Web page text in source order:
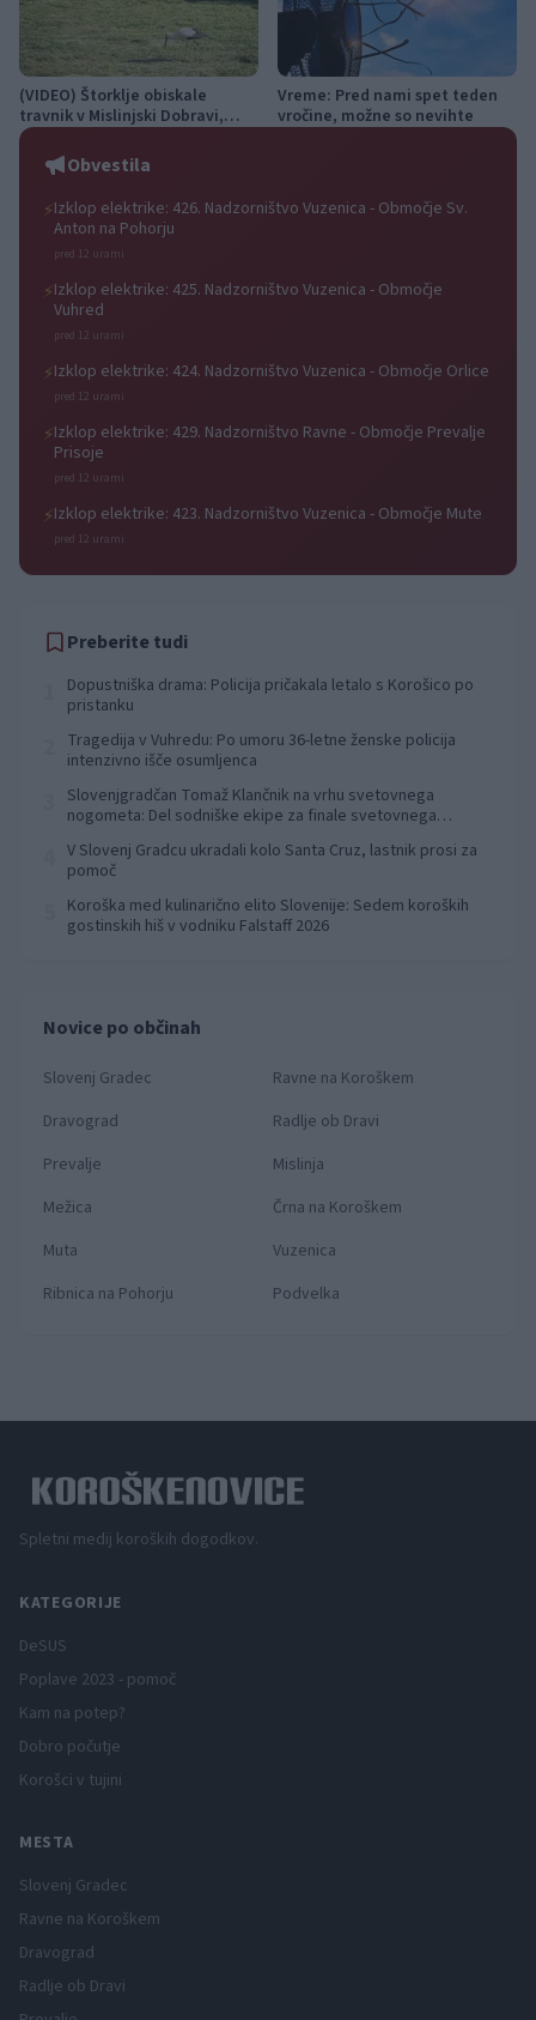
(VIDEO) Štorklje obiskale
travnik v Mislinjski Dobravi,
Slovenija pa beleži rekordno
leto
Vreme: Pred nami spet teden
vročine, možne so nevihte
Obvestila
⚡Izklop elektrike: 426. Nadzorništvo Vuzenica - Območje Sv.
Anton na Pohorju
pred 12 urami
⚡Izklop elektrike: 425. Nadzorništvo Vuzenica - Območje
Vuhred
pred 12 urami
⚡Izklop elektrike: 424. Nadzorništvo Vuzenica - Območje Orlice
pred 12 urami
⚡Izklop elektrike: 429. Nadzorništvo Ravne - Območje Prevalje
Prisoje
pred 12 urami
⚡Izklop elektrike: 423. Nadzorništvo Vuzenica - Območje Mute
pred 12 urami
Preberite tudi
Dopustniška drama: Policija pričakala letalo s Korošico po
pristanku
Tragedija v Vuhredu: Po umoru 36-letne ženske policija
intenzivno išče osumljenca
Slovenjgradčan Tomaž Klančnik na vrhu svetovnega
nogometa: Del sodniške ekipe za finale svetovnega
V Slovenj Gradcu ukradali kolo Santa Cruz, lastnik prosi za
pomoč
Koroška med kulinarično elito Slovenije: Sedem koroških
gostinskih hiš v vodniku Falstaff 2026
Novice po občinah
Slovenj Gradec
Ravne na Koroškem
Dravograd
Radlje ob Dravi
Prevalje
Mislinja
Mežica
Črna na Koroškem
Muta
Vuzenica
Ribnica na Pohorju
Podvelka
Spletni medij koroških dogodkov.
KATEGORIJE
DeSUS
Poplave 2023 - pomoč
Kam na potep?
Dobro počutje
Korošci v tujini
MESTA
Slovenj Gradec
Ravne na Koroškem
Dravograd
Radlje ob Dravi